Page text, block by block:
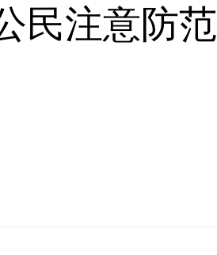
民注意防范